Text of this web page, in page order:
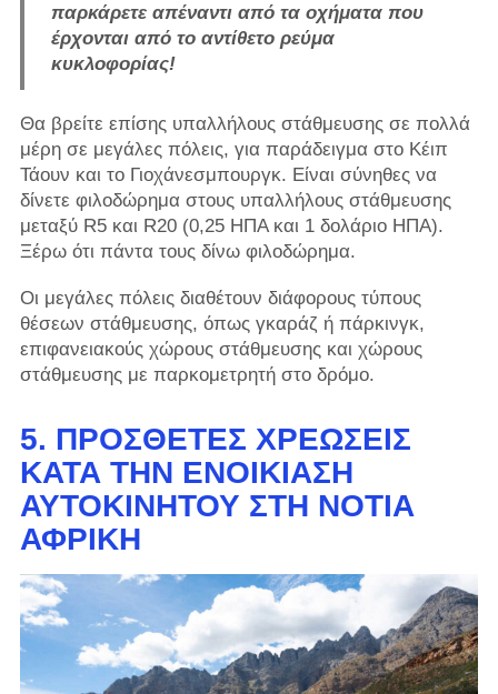
παρκάρετε απέναντι από τα οχήματα που
έρχονται από το αντίθετο ρεύμα
κυκλοφορίας!
Θα βρείτε επίσης υπαλλήλους στάθμευσης σε πολλά
μέρη σε μεγάλες πόλεις, για παράδειγμα στο Κέιπ
Τάουν και το Γιοχάνεσμπουργκ. Είναι σύνηθες να
δίνετε φιλοδώρημα στους υπαλλήλους στάθμευσης
μεταξύ R5 και R20 (0,25 ΗΠΑ και 1 δολάριο ΗΠΑ).
Ξέρω ότι πάντα τους δίνω φιλοδώρημα.
Οι μεγάλες πόλεις διαθέτουν διάφορους τύπους
θέσεων στάθμευσης, όπως γκαράζ ή πάρκινγκ,
επιφανειακούς χώρους στάθμευσης και χώρους
στάθμευσης με παρκομετρητή στο δρόμο.
5. ΠΡΌΣΘΕΤΕΣ ΧΡΕΏΣΕΙΣ
ΚΑΤΆ ΤΗΝ ΕΝΟΙΚΊΑΣΗ
ΑΥΤΟΚΙΝΉΤΟΥ ΣΤΗ ΝΌΤΙΑ
ΑΦΡΙΚΉ